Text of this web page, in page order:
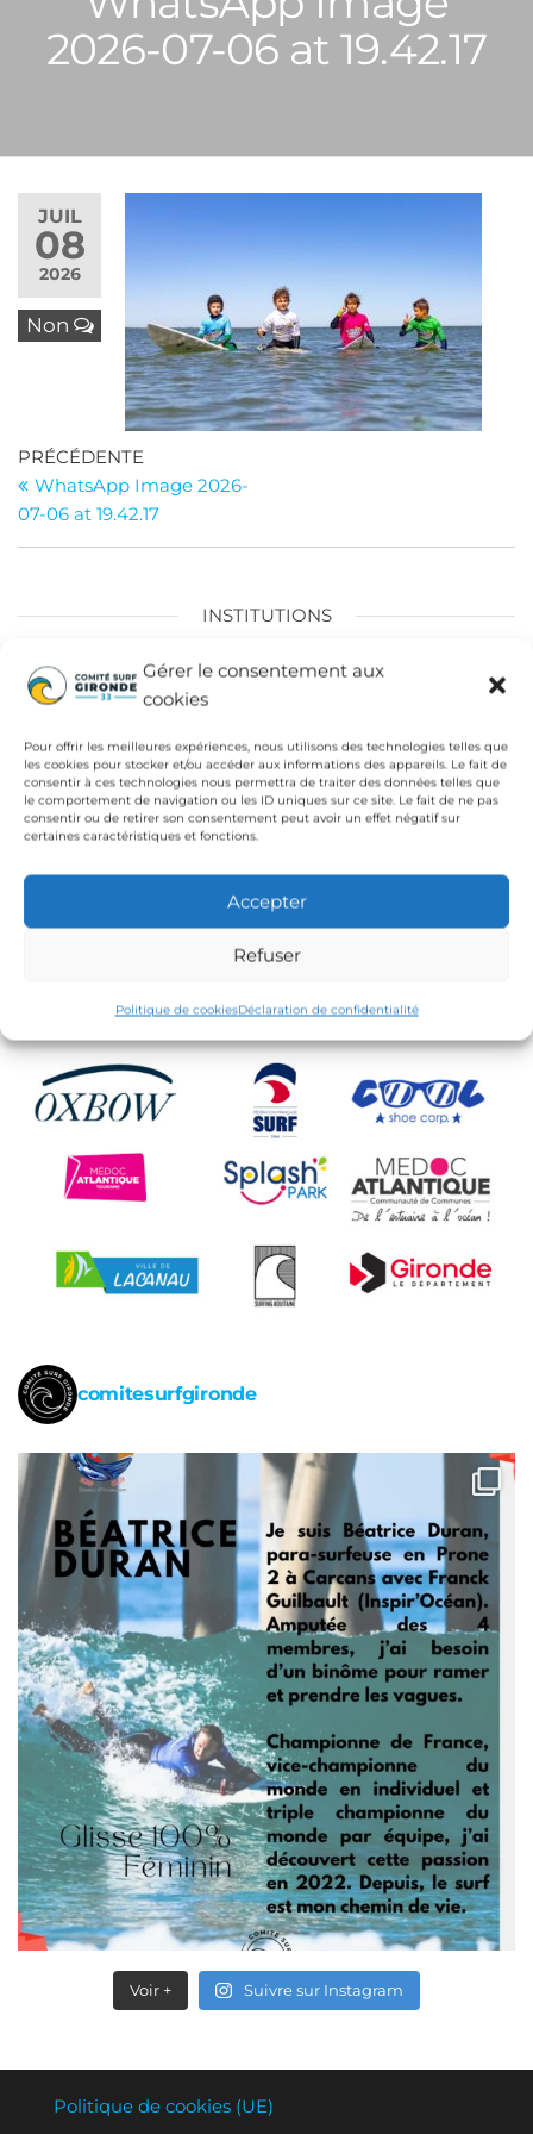
Gérer le consentement aux
cookies
Pour offrir les meilleures expériences, nous utilisons des technologies telles que
les cookies pour stocker et/ou accéder aux informations des appareils. Le fait de
consentir à ces technologies nous permettra de traiter des données telles que
le comportement de navigation ou les ID uniques sur ce site. Le fait de ne pas
consentir ou de retirer son consentement peut avoir un effet négatif sur
certaines caractéristiques et fonctions.
Accepter
Refuser
Politique de cookiesDéclaration de confidentialité
2026-07-06 at 19.42.17
JUIL
08
2026
Non
Navigation
de
l’article
Article
précédent
PRÉCÉDENTE
WhatsApp Image 2026-
07-06 at 19.42.17
INSTITUTIONS
Fédération Française de Surf
Conseil Départemental de la Gironde
Ligue de Surf de Nouvelle Aquitaine
CdC Médoc Atlantique
comitesurfgironde
Voir + Suivre sur Instagram
Politique de cookies (UE)